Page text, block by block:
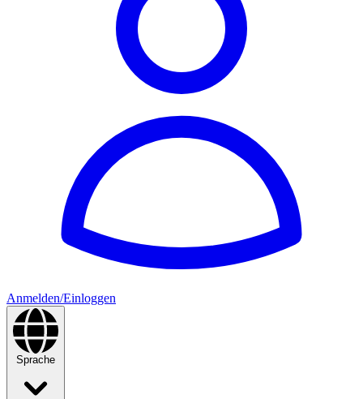
Anmelden/Einloggen
Sprache